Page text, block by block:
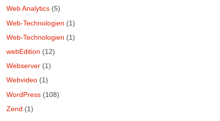
Web Analytics (5)
Web-Technologien (1)
Web-Technologien (1)
webEdition (12)
Webserver (1)
Webvideo (1)
WordPress (108)
Zend (1)